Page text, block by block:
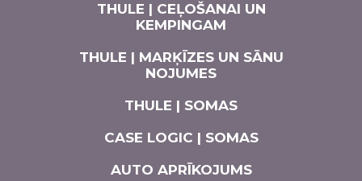
THULE | CEĻOŠANAI UN
KEMPINGAM
THULE | MARĶĪZES UN SĀNU
NOJUMES
THULE | SOMAS
CASE LOGIC | SOMAS
AUTO APRĪKOJUMS